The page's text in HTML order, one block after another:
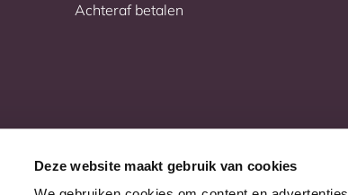
Deze website maakt gebruik van cookies
Achteraf betalen